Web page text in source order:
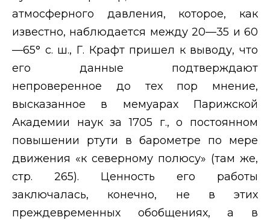
атмосферного давления, которое, как
известно, наблюдается между 20—35 и 60
—65° с. ш., Г. Крафт пришел к выводу, что
его данные подтверждают
непроверенное до тех пор мнение,
высказанное в мемуарах Парижской
Академии наук за 1705 г., о постоянном
повышении ртути в барометре по мере
движения «к северному полюсу» (там же,
стр. 265). Ценность его работы
заключалась, конечно, не в этих
преждевременных обобщениях, а в